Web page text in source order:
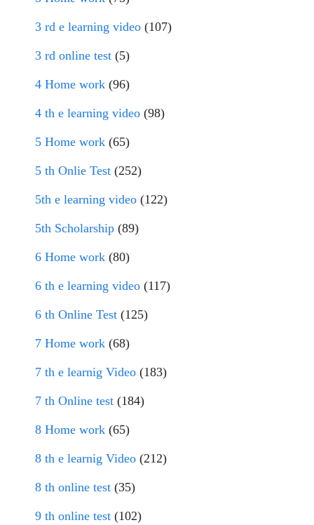
3 rd e learning video (107)
3 rd online test (5)
4 Home work (96)
4 th e learning video (98)
5 Home work (65)
5 th Onlie Test (252)
5th e learning video (122)
5th Scholarship (89)
6 Home work (80)
6 th e learning video (117)
6 th Online Test (125)
7 Home work (68)
7 th e learnig Video (183)
7 th Online test (184)
8 Home work (65)
8 th e learnig Video (212)
8 th online test (35)
9 th online test (102)